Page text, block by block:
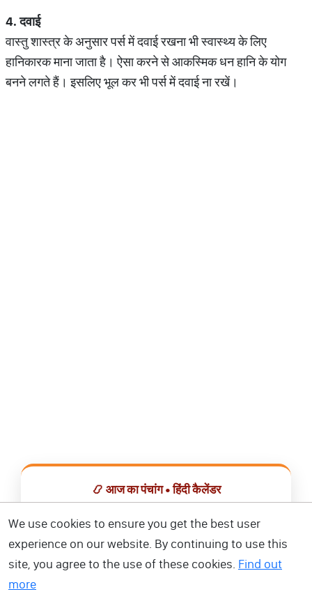
4.दवाई
वास्तु शास्त्र के अनुसार पर्स में दवाई रखना भी स्वास्थ्य के लिए
हानिकारक माना जाता है। ऐसा करने से आकस्मिक धन हानि के योग
बनने लगते हैं। इसलिए भूल कर भी पर्स में दवाई ना रखें।
📿 आज का पंचांग • हिंदी कैलेंडर
📅 हिंदी कैलेंडर ऐप डाउनलोड करें
We use cookies to ensure you get the best user
experience on our website. By continuing to use this
site, you agree to the use of these cookies. Find out
more